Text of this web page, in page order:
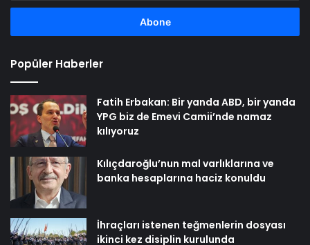
adresinizi
Popüler Haberler
Fatih Erbakan: Bir yanda ABD, bir yanda
YPG biz de Emevi Camii’nde namaz
kılıyoruz
Kılıçdaroğlu’nun mal varlıklarına ve
banka hesaplarına haciz konuldu
İhraçları istenen teğmenlerin dosyası
ikinci kez disiplin kurulunda